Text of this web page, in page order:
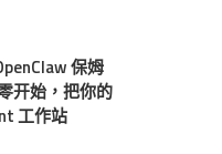
保姆
开始，把你的
工作站